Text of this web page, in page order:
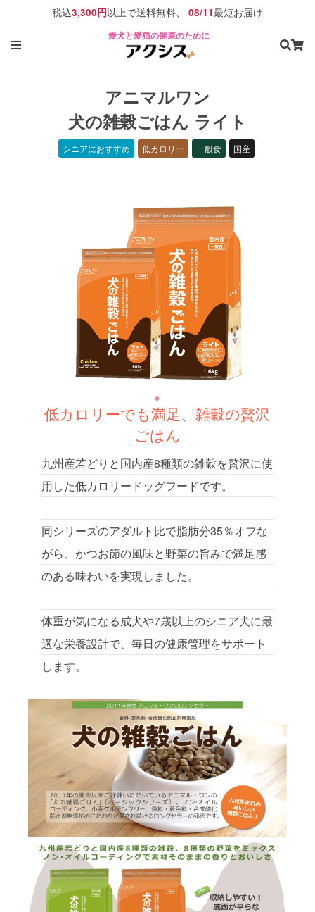
税込3,300円以上で送料無料、 08/11最短お届け
愛犬と愛猫の健康のために
アニマルワン
犬の雑穀ごはん ライト
シニアにおすすめ 低カロリー 一般食 国産
低カロリーでも満足、雑穀の贅沢
ごはん
九州産若どりと国内産8種類の雑穀を贅沢に使
用した低カロリードッグフードです。
同シリーズのアダルト比で脂肪分35％オフな
がら、かつお節の風味と野菜の旨みで満足感
のある味わいを実現しました。
体重が気になる成犬や7歳以上のシニア犬に最
適な栄養設計で、毎日の健康管理をサポート
します。